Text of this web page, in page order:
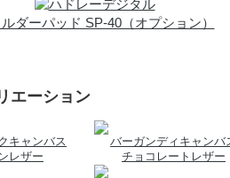
ダーパッド SP-40（オプション）
エーション
キャンバス
レザー
バーガンディキャンバ
チョコレートレザー